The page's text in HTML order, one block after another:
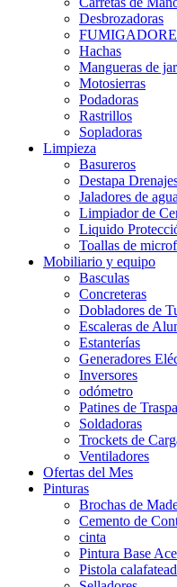
Desbrozadoras
Hachas
Mangueras de
Motosierras
Podadoras
Rastrillos
Sopladoras
Limpieza
Basureros
Destapa
Jaladores de agua
Limpiador de
Liquido
Toallas de
Mobiliario y equipo
Basculas
Concreteras
Dobladores de
Escaleras de
Estanterías
Generadores
Inversores
odómetro
Patines de
Soldadoras
Trockets de
Ventiladores
Ofertas del Mes
Pinturas
Brochas de
Cemento de
cinta
Pintura Base
Pistola